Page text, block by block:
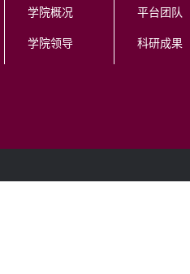
学院概况
学院领导
平台团队
科研成果